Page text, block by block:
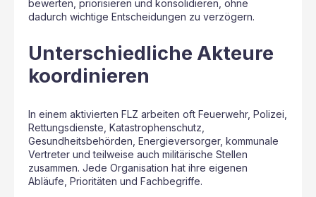
bewerten, priorisieren und konsolidieren, ohne
dadurch wichtige Entscheidungen zu verzögern.
Unterschiedliche Akteure
koordinieren
In einem aktivierten FLZ arbeiten oft Feuerwehr, Polizei,
Rettungsdienste, Katastrophenschutz,
Gesundheitsbehörden, Energieversorger, kommunale
Vertreter und teilweise auch militärische Stellen
zusammen. Jede Organisation hat ihre eigenen
Abläufe, Prioritäten und Fachbegriffe.